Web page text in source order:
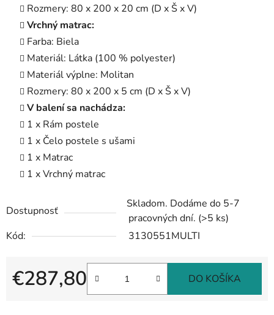
Rozmery: 80 x 200 x 20 cm (D x Š x V)
Vrchný matrac:
Farba: Biela
Materiál: Látka (100 % polyester)
Materiál výplne: Molitan
Rozmery: 80 x 200 x 5 cm (D x Š x V)
V balení sa nachádza:
1 x Rám postele
1 x Čelo postele s ušami
1 x Matrac
1 x Vrchný matrac
Dostupnosť
Skladom. Dodáme do 5-7
pracovných dní. (>5 ks)
Kód:
3130551MULTI
€287,80 DO KOŠÍKA